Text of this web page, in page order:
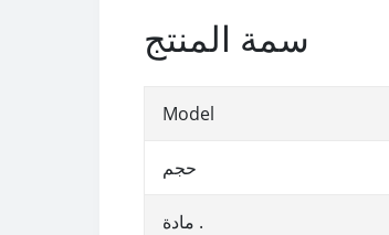
سمة المنتج
Model
حجم
مادة .